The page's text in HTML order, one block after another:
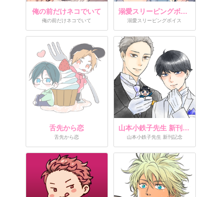
俺の前だけネコでいて
俺の前だけネコでいて
溺愛スリーピングボイス
溺愛スリーピングボイス
舌先から恋
舌先から恋
山本小鉄子先生 新刊記念
山本小鉄子先生 新刊記念